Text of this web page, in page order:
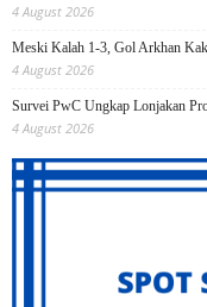
4 August 2026
Meski Kalah 1-3, Gol Arkhan
4 August 2026
Survei PwC Ungkap Lonjakan
4 August 2026